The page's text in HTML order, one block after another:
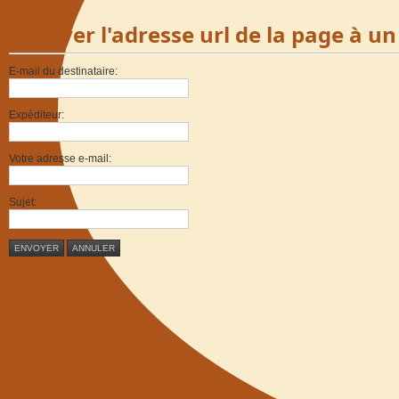
Envoyer l'adresse url de la page à
E-mail du destinataire:
Expéditeur:
Votre adresse e-mail:
Sujet:
ENVOYER ANNULER